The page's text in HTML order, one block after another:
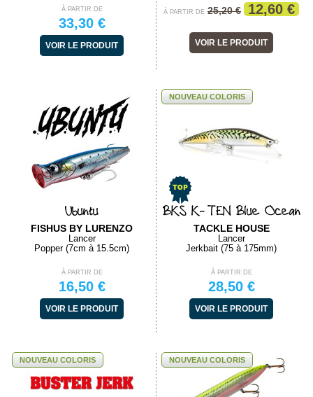
À PARTIR DE
33,30 €
VOIR LE PRODUIT
À PARTIR DE 25,20 € 12,60 €
VOIR LE PRODUIT
Ubuntu
FISHUS BY LURENZO
Lancer
Popper (7cm à 15.5cm)
À PARTIR DE
16,50 €
VOIR LE PRODUIT
NOUVEAU COLORIS
BKS K-TEN Blue Ocean
TACKLE HOUSE
Lancer
Jerkbait (75 à 175mm)
À PARTIR DE
28,50 €
VOIR LE PRODUIT
NOUVEAU COLORIS NOUVEAU COLORIS